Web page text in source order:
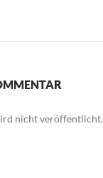
nicht veröffentlicht.